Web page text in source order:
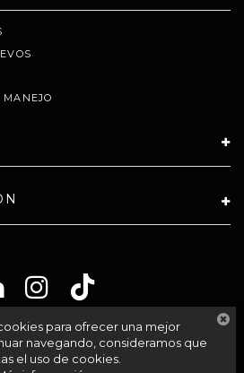
DE CV para ofrecer una mejor
navegando, consideramos que
el uso de cookies.